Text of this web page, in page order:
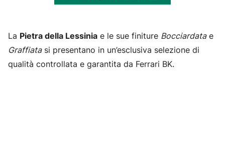
La Pietra della Lessinia e le sue finiture Bocciardatae
Graffiatasi presentano in un’esclusiva selezione di
qualità controllata e garantita da Ferrari BK.